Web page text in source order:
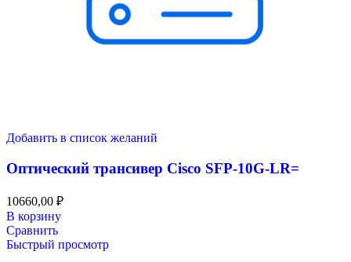
Добавить в список желаний
Оптический трансивер Cisco SFP-10G-LR=
10660,00 ₽
В корзину
Сравнить
Быстрый просмотр